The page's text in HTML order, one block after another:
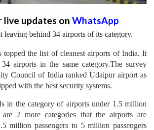
live updates on WhatsApp
leaving behind 34 airports of its category.
topped the list of cleanest airports of India. It
airports in the same category.The survey
Council of India ranked Udaipur airport as
with the best security systems.
in the category of airports under 1.5 million
are 2 more categories that the airports are
million passengers to 5 million passengers